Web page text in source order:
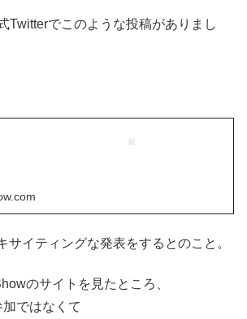
Twitterでこのような投稿がありまし
サイティングな発表をするとのこと。
のサイトを見たところ、
ではなくて